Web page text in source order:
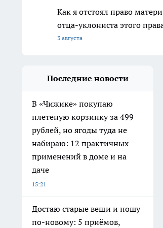
Как я отстоял право
отца-уклониста этого
3 августа
Последние новости
В «Чижике» покупаю
плетеную корзинку за 499
рублей, но ягоды туда не
набираю: 12 практичных
применений в доме и на
даче
15:21
Достаю старые вещи и ношу
по-новому: 5 приёмов,